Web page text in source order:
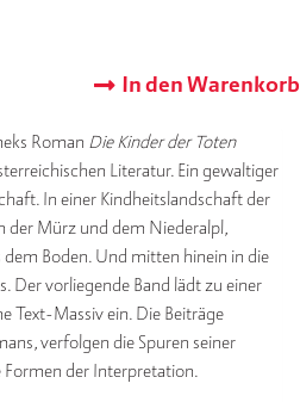
In den Warenkorb
Roman Die Kinder der Toten
Literatur. Ein gewaltiger
In einer Kindheitslandschaft der
der Mürz und dem Niederalpl,
Boden. Und mitten hinein in die
Der vorliegende Band lädt zu einer
Text-Massiv ein. Die Beiträge
verfolgen die Spuren seiner
der Interpretation.